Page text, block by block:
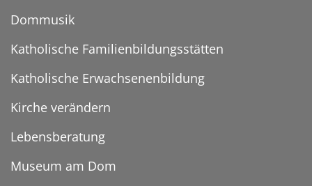
Dommusik
Katholische Familienbildungsstätten
Katholische Erwachsenenbildung
Kirche verändern
Lebensberatung
Museum am Dom